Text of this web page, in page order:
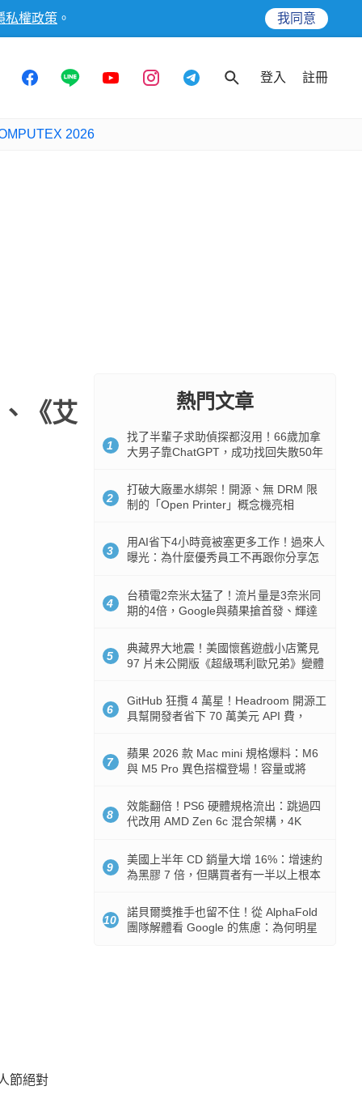
私權政策 。 我同意
登入 註冊
2026
《艾
節絕對
熱門文章
1
找了半輩子求助偵探都沒用！66歲加拿
大男子靠ChatGPT，成功找回失散50年
2
打破大廠墨水綁架！開源、無 DRM 限
制的「Open Printer」概念機亮相
3
用AI省下4小時竟被塞更多工作！過來人
曝光：為什麼優秀員工不再跟你分享怎
4
台積電2奈米太猛了！流片量是3奈米同
期的4倍，Google與蘋果搶首發、輝達
5
典藏界大地震！美國懷舊遊戲小店驚見
97 片未公開版《超級瑪利歐兄弟》變體
6
GitHub 狂攬 4 萬星！Headroom 開源工
具幫開發者省下 70 萬美元 API 費，
7
蘋果 2026 款 Mac mini 規格爆料：M6
與 M5 Pro 異色搭檔登場！容量或將
8
效能翻倍！PS6 硬體規格流出：跳過四
代改用 AMD Zen 6c 混合架構，4K
9
美國上半年 CD 銷量大增 16%：增速約
為黑膠 7 倍，但購買者有一半以上根本
10
諾貝爾獎推手也留不住！從 AlphaFold
團隊解體看 Google 的焦慮：為何明星